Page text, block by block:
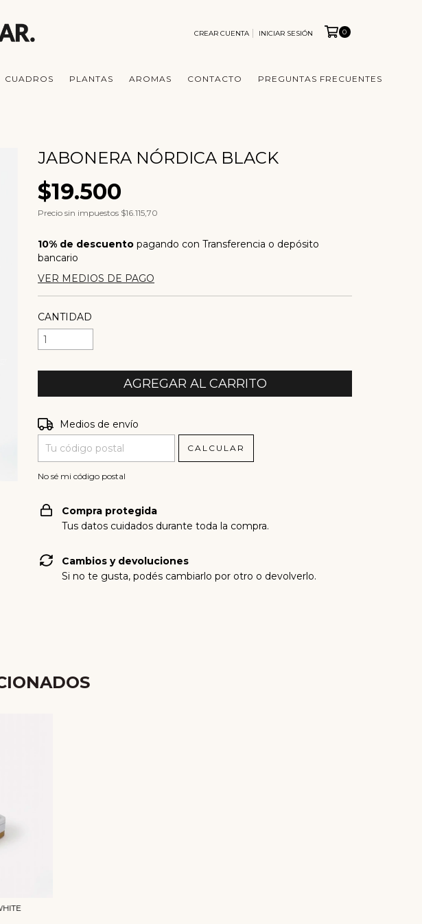
CREAR CUENTA INICIAR SESIÓN 0
CUADROS PLANTAS AROMAS CONTACTO PREGUNTAS FRECUENTES
JABONERA NÓRDICA BLACK
$19.500
Precio sin impuestos $16.115,70
10% de descuento pagando con Transferencia o depósito
bancario
VER MEDIOS DE PAGO
CANTIDAD
Entregas para el CP:
Medios de envío
CALCULAR
No sé mi código postal
Compra protegida
Tus datos cuidados durante toda la compra.
Cambios y devoluciones
Si no te gusta, podés cambiarlo por otro o devolverlo.